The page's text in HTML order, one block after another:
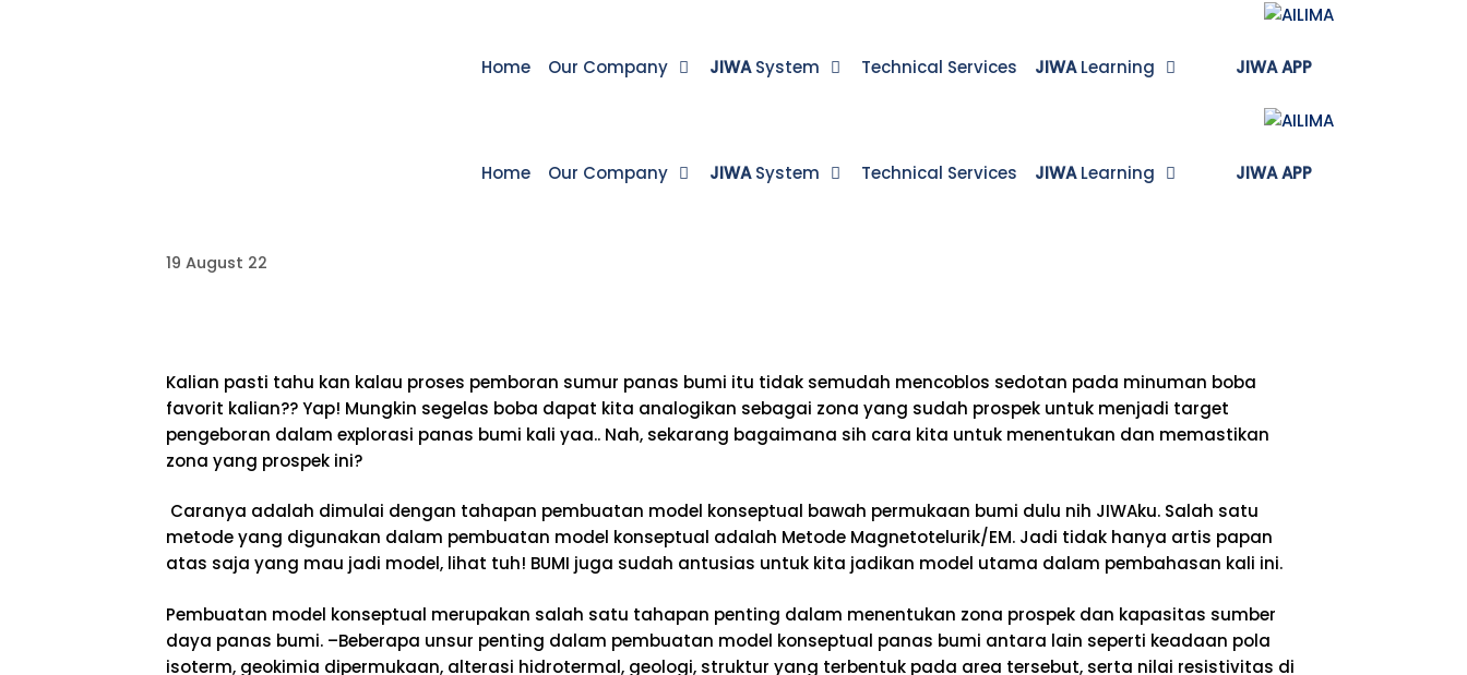
Home Our Company JIWASystem Technical Services JIWALearning
Home Our Company JIWASystem Technical Services JIWALearning
19 August 22
Kalian pasti tahu kan kalau proses pemboran sumur panas bumi itu tidak semudah mencoblos sedotan pada minuman boba
favorit kalian?? Yap! Mungkin segelas boba dapat kita analogikan sebagai zona yang sudah prospek untuk menjadi target
pengeboran dalam explorasi panas bumi kali yaa.. Nah, sekarang bagaimana sih cara kita untuk menentukan dan memastikan
zona yang prospek ini?
Caranya adalah dimulai dengan tahapan pembuatan model konseptual bawah permukaan bumi dulu nih JIWAku. Salah satu
metode yang digunakan dalam pembuatan model konseptual adalah Metode Magnetotelurik/EM. Jadi tidak hanya artis papan
atas saja yang mau jadi model, lihat tuh! BUMI juga sudah antusias untuk kita jadikan model utama dalam pembahasan kali ini.
Pembuatan model konseptual merupakan salah satu tahapan penting dalam menentukan zona prospek dan kapasitas sumber
daya panas bumi. –Beberapa unsur penting dalam pembuatan model konseptual panas bumi antara lain seperti keadaan pola
isoterm, geokimia dipermukaan, alterasi hidrotermal, geologi, struktur yang terbentuk pada area tersebut, serta nilai resistivitas di